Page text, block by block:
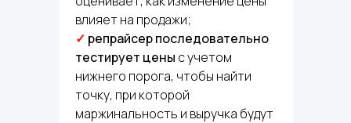
влияет на продажи;
✓ репрайсер последовательно
тестирует цены с учетом
нижнего порога, чтобы найти
точку, при которой
маржинальность и выручка будут